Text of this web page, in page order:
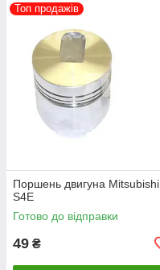
Топ продажів
Поршень двигуна Mitsubishi
S4E
Готово до відправки
49 ₴